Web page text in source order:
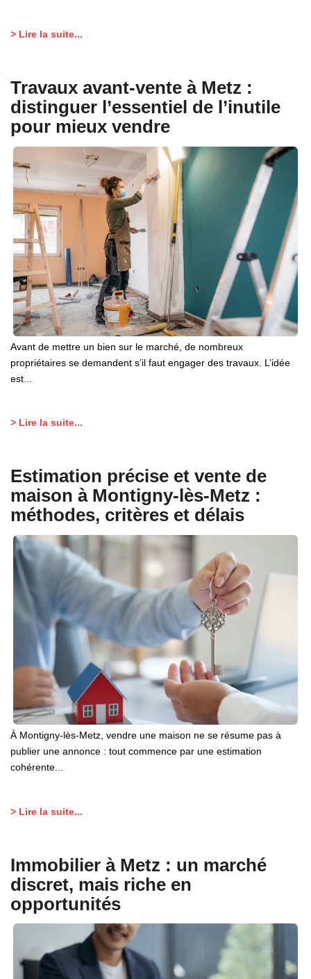
> Lire la suite...
Travaux avant-vente à Metz :
distinguer l’essentiel de l’inutile
pour mieux vendre
Avant de mettre un bien sur le marché, de nombreux
propriétaires se demandent s’il faut engager des travaux. L’idée
est...
> Lire la suite...
Estimation précise et vente de
maison à Montigny-lès-Metz :
méthodes, critères et délais
À Montigny-lès-Metz, vendre une maison ne se résume pas à
publier une annonce : tout commence par une estimation
cohérente...
> Lire la suite...
Immobilier à Metz : un marché
discret, mais riche en
opportunités